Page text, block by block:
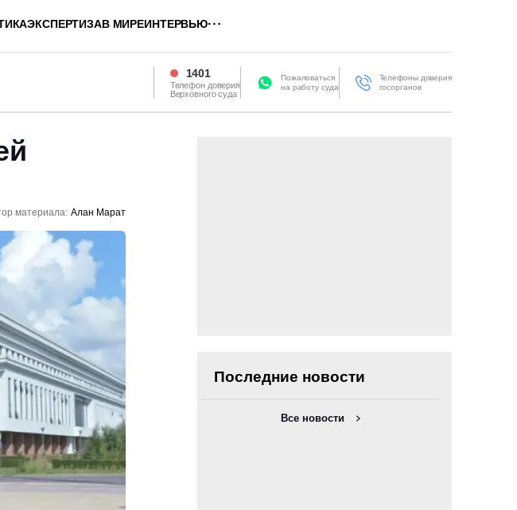
ЭКСПЕРТИЗАВ МИРЕИНТЕРВЬЮ
1401
Телефон доверия
Верховного суда
Пожаловаться
на работу суда
Телефоны доверия
госорганов
материала: Алан Марат
Последние новости
Все новости